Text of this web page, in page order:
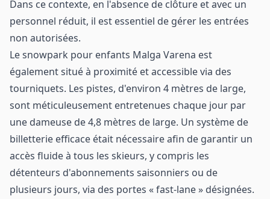
Dans ce contexte, en l'absence de clôture et avec un
personnel réduit, il est essentiel de gérer les entrées
non autorisées.
Le snowpark pour enfants Malga Varena est
également situé à proximité et accessible via des
tourniquets. Les pistes, d'environ 4 mètres de large,
sont méticuleusement entretenues chaque jour par
une dameuse de 4,8 mètres de large. Un système de
billetterie efficace était nécessaire afin de garantir un
accès fluide à tous les skieurs, y compris les
détenteurs d'abonnements saisonniers ou de
plusieurs jours, via des portes « fast-lane » désignées.